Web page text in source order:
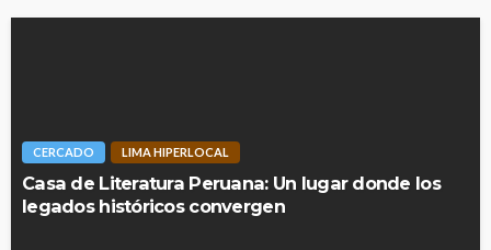
CERCADO LIMA HIPERLOCAL
Casa de Literatura Peruana: Un lugar donde los
legados históricos convergen